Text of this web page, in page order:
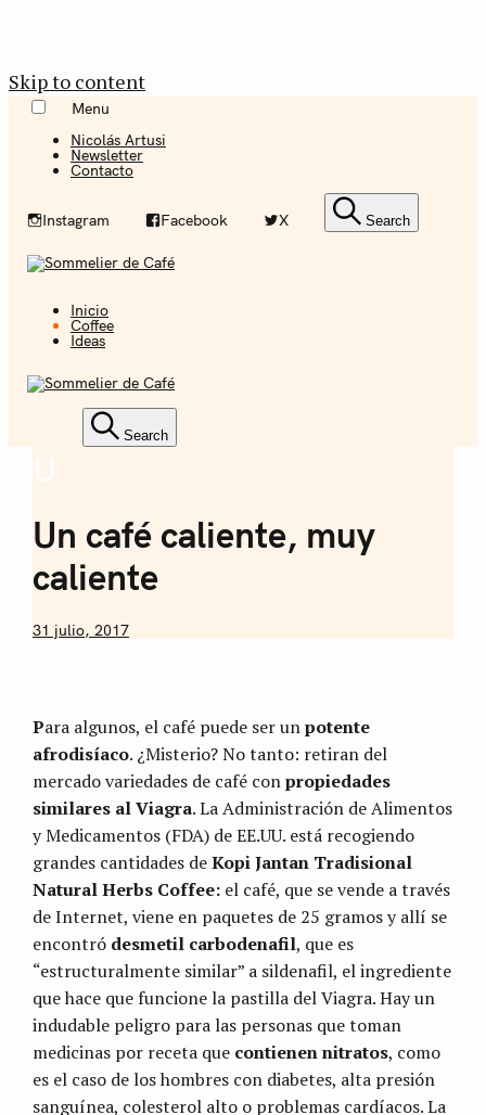
Skip to content
Menu
Nicolás Artusi
Newsletter
Contacto
Instagram Facebook X Search
Sommelier de
Café
Coffee + Ideas
Inicio
Coffee
Ideas
Café
Coffee + Ideas Search
Un café caliente, muy
caliente
by
31 julio, 2017
Para algunos, el café puede ser unpotente
afrodisíaco. ¿Misterio? No tanto: retiran del
mercado variedades de café conpropiedades
similares al Viagra. La Administración de Alimentos
y Medicamentos (FDA) de EE.UU. está recogiendo
grandes cantidades deKopi Jantan Tradisional
Natural Herbs Coffee: el café, que se vende a través
de Internet, viene en paquetes de 25 gramos y allí se
encontró desmetil carbodenafil, que es
“estructuralmente similar” a sildenafil, el ingrediente
que hace que funcione la pastilla del Viagra. Hay un
indudable peligro para las personas que toman
medicinas por receta que contienen nitratos, como
es el caso de los hombres con diabetes, alta presión
sanguínea, colesterol alto o problemas cardíacos. La